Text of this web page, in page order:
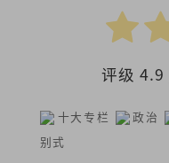
评级 4.9
十大专栏 政治
别式